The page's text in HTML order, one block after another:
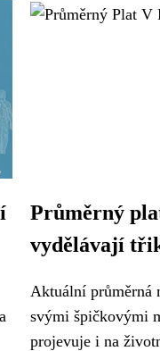
Průměrný
vydělávají
Aktuální průměrná
svými špičkovými
projevuje i na